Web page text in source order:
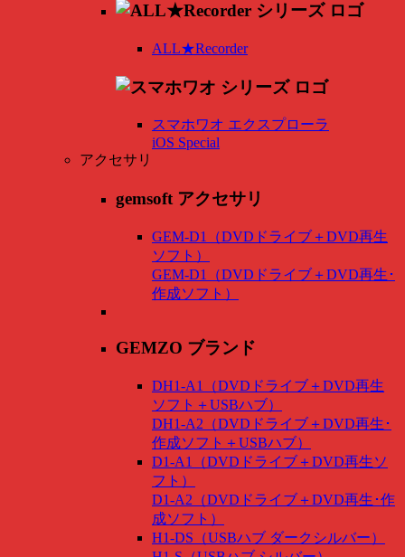
ALL★Recorder
スマホワオ エクスプローラ
iOS Special
アクセサリ
gemsoft アクセサリ
GEM-D1（DVDドライブ＋DVD再生
ソフト）
GEM-D1（DVDドライブ＋DVD再生･
作成ソフト）
GEMZO ブランド
DH1-A1（DVDドライブ＋DVD再生
ソフト＋USBハブ）
DH1-A2（DVDドライブ＋DVD再生･
作成ソフト＋USBハブ）
D1-A1（DVDドライブ＋DVD再生ソ
フト）
D1-A2（DVDドライブ＋DVD再生･作
成ソフト）
H1-DS（USBハブ ダークシルバー）